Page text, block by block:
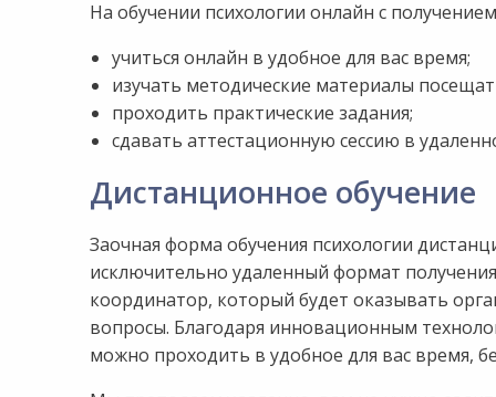
На обучении психологии онлайн с
учиться онлайн в удобное для вас время;
изучать методические материалы
проходить практические задания;
сдавать аттестационную сессию в
Дистанционное обучение
Заочная форма обучения психологии
исключительно удаленный формат
координатор, который будет оказывать
вопросы. Благодаря инновационным
можно проходить в удобное для вас время,